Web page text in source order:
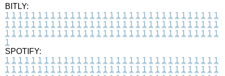
BITLY:
1 1 1 1 1 1 1 1 1 1 1 1 1 1 1 1 1 1 1 1 1 1 1 1 1 1 1 1 1 1 1 1 1
1 1 1 1 1 1 1 1 1 1 1 1 1 1 1 1 1 1 1 1 1 1 1 1 1 1 1 1 1 1 1 1 1
1 1 1 1 1 1 1 1 1 1 1 1 1 1 1 1 1 1 1 1 1 1 1 1 1 1 1 1 1 1 1 1 1
1
SPOTIFY:
1 1 1 1 1 1 1 1 1 1 1 1 1 1 1 1 1 1 1 1 1 1 1 1 1 1 1 1 1 1 1 1 1
1 1 1 1 1 1 1 1 1 1 1 1 1 1 1 1 1 1 1 1 1 1 1 1 1 1 1 1 1 1 1 1 1